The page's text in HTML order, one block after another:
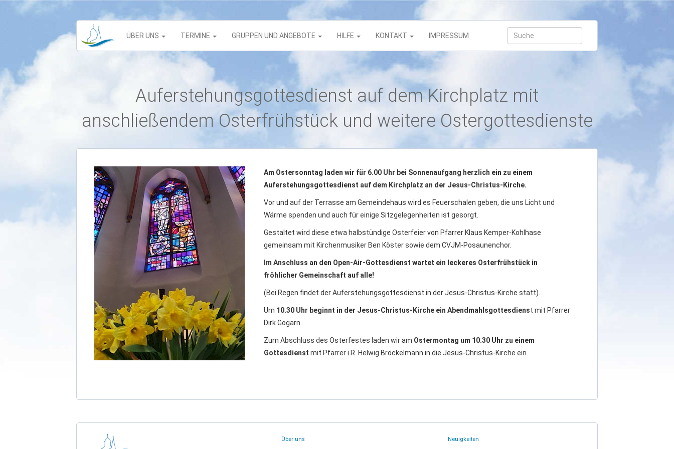
ÜBER UNS TERMINE GRUPPEN UND ANGEBOTE HILFE KONTAKT IMPRESSUM
Suche: Suchen
Auferstehungsgottesdienst auf dem Kirchplatz mit
anschließendem Osterfrühstück und weitere Ostergottesdienste
Am Ostersonntag laden wir für 6.00 Uhr bei Sonnenaufgang herzlich ein zu einem
Auferstehungsgottesdienst auf dem Kirchplatz an der Jesus-Christus-Kirche.
Vor und auf der Terrasse am Gemeindehaus wird es Feuerschalen geben, die uns Licht und
Wärme spenden und auch für einige Sitzgelegenheiten ist gesorgt.
Gestaltet wird diese etwa halbstündige Osterfeier von Pfarrer Klaus Kemper-Kohlhase
gemeinsam mit Kirchenmusiker Ben Köster sowie dem CVJM-Posaunenchor.
Im Anschluss an den Open-Air-Gottesdienst wartet ein leckeres Osterfrühstück in
fröhlicher Gemeinschaft auf alle!
(Bei Regen findet der Auferstehungsgottesdienst in der Jesus-Christus-Kirche statt).
Um 10.30 Uhr beginnt in der Jesus-Christus-Kirche ein Abendmahlsgottesdienst mit Pfarrer
Dirk Gogarn.
Zum Abschluss des Osterfestes laden wir am Ostermontag um 10.30 Uhr zu einem
Gottesdienst mit Pfarrer i.R. Helwig Bröckelmann in die Jesus-Christus-Kirche ein.
Über uns
Neuigkeiten